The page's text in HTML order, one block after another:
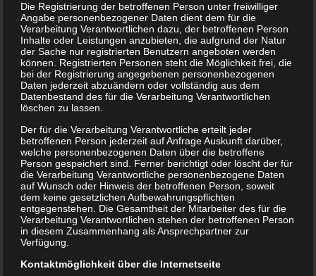
Die Registrierung der betroffenen Person unter freiwilliger
Angabe personenbezogener Daten dient dem für die
Verarbeitung Verantwortlichen dazu, der betroffenen Person
Inhalte oder Leistungen anzubieten, die aufgrund der Natur
der Sache nur registrierten Benutzern angeboten werden
können. Registrierten Personen steht die Möglichkeit frei, die
bei der Registrierung angegebenen personenbezogenen
Daten jederzeit abzuändern oder vollständig aus dem
Datenbestand des für die Verarbeitung Verantwortlichen
löschen zu lassen.
Der für die Verarbeitung Verantwortliche erteilt jeder
betroffenen Person jederzeit auf Anfrage Auskunft darüber,
welche personenbezogenen Daten über die betroffene
Person gespeichert sind. Ferner berichtigt oder löscht der für
die Verarbeitung Verantwortliche personenbezogene Daten
auf Wunsch oder Hinweis der betroffenen Person, soweit
dem keine gesetzlichen Aufbewahrungspflichten
entgegenstehen. Die Gesamtheit der Mitarbeiter des für die
Verarbeitung Verantwortlichen stehen der betroffenen Person
in diesem Zusammenhang als Ansprechpartner zur
Verfügung.
Kontaktmöglichkeit über die Internetseite